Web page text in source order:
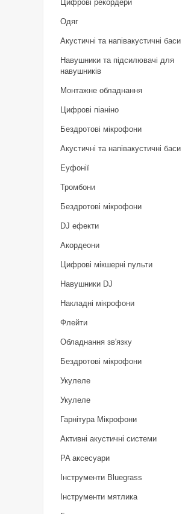
Цифрові рекордери
Одяг
Акустичні та напівакустичні баси
Навушники та підсилювачі для
навушників
Монтажне обладнання
Цифрові піаніно
Бездротові мікрофони
Акустичні та напівакустичні баси
Еуфонії
Тромбони
Бездротові мікрофони
DJ ефекти
Акордеони
Цифрові мікшерні пульти
Навушники DJ
Накладні мікрофони
Флейти
Обладнання зв'язку
Бездротові мікрофони
Укулеле
Укулеле
Гарнітура Мікрофони
Активні акустичні системи
PA аксесуари
Інструменти Bluegrass
Інструменти мятлика